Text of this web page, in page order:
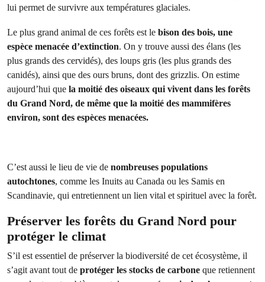
lui permet de survivre aux températures glaciales.
Le plus grand animal de ces forêts est le bison des bois, une
espèce menacée d’extinction. On y trouve aussi des élans (les
plus grands des cervidés), des loups gris (les plus grands des
canidés), ainsi que des ours bruns, dont des grizzlis. On estime
aujourd’hui que la moitié des oiseaux qui vivent dans les forêts
du Grand Nord, de même que la moitié des mammifères
environ, sont des espèces menacées.
C’est aussi le lieu de vie de nombreuses populations
autochtones, comme les Inuits au Canada ou les Samis en
Scandinavie, qui entretiennent un lien vital et spirituel avec la forêt.
Préserver les forêts du Grand Nord pour
protéger le climat
S’il est essentiel de préserver la biodiversité de cet écosystème, il
s’agit avant tout de protéger les stocks de carbone que retiennent